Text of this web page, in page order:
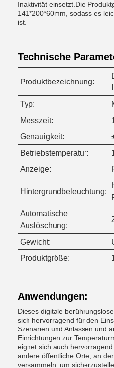
Inaktivität einsetzt.Die
141*200*60mm, sodass es
ist.
Technische
Produktbezeichnung:
Typ:
Messzeit:
Genauigkeit:
Betriebstemperatur:
Anzeige:
Hintergrundbeleuchtung:
Automatische
Auslöschung:
Gewicht:
Produktgröße:
Anwendungen:
Dieses digitale
sich hervorragend für den
Szenarien und Anlässen.und
Einrichtungen zur
eignet sich auch
andere öffentliche Orte, an
versammeln, um